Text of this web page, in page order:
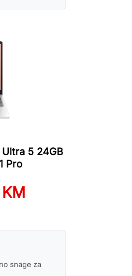
5 24GB
Pro
snage za